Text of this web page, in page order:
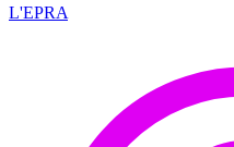
L'EPRA